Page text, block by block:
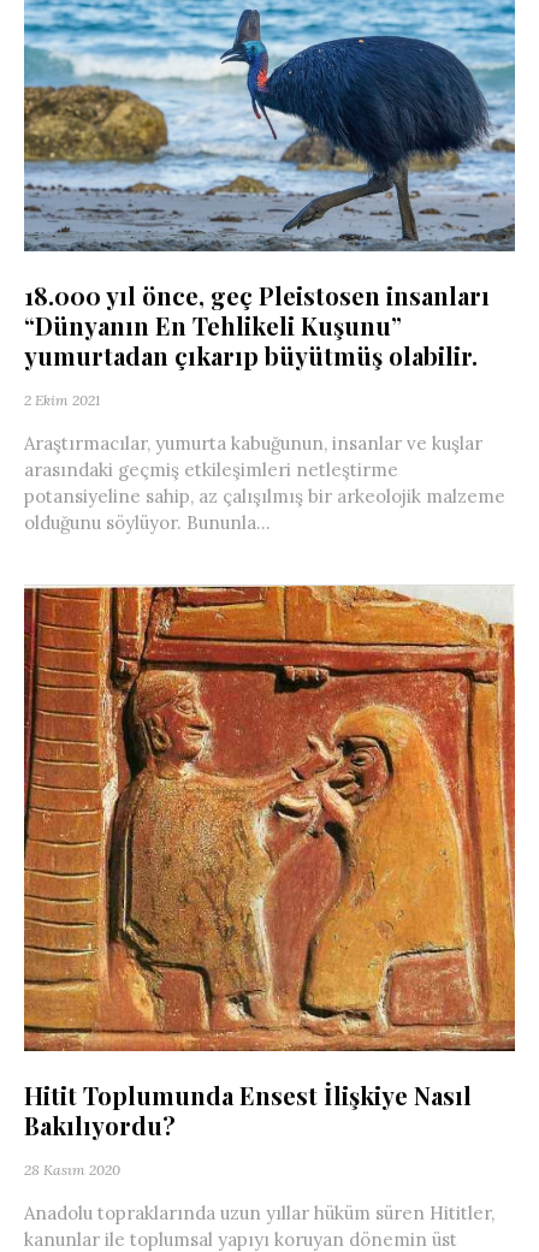
18.000 yıl önce, geç Pleistosen insanları
“Dünyanın En Tehlikeli Kuşunu”
yumurtadan çıkarıp büyütmüş olabilir.
2 Ekim 2021
Araştırmacılar, yumurta kabuğunun, insanlar ve kuşlar
arasındaki geçmiş etkileşimleri netleştirme
potansiyeline sahip, az çalışılmış bir arkeolojik malzeme
olduğunu söylüyor. Bununla...
Hitit Toplumunda Ensest İlişkiye Nasıl
Bakılıyordu?
28 Kasım 2020
Anadolu topraklarında uzun yıllar hüküm süren Hititler,
kanunlar ile toplumsal yapıyı koruyan dönemin üst